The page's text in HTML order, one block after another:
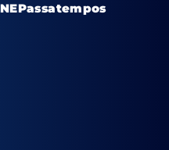
Passatempos